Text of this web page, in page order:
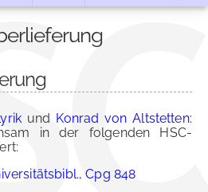
und Konrad von Altstetten:
in der folgenden HSC-
Cpg 848